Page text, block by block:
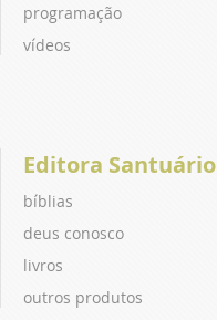
programação
vídeos
Editora Santuário
bíblias
deus conosco
livros
outros produtos